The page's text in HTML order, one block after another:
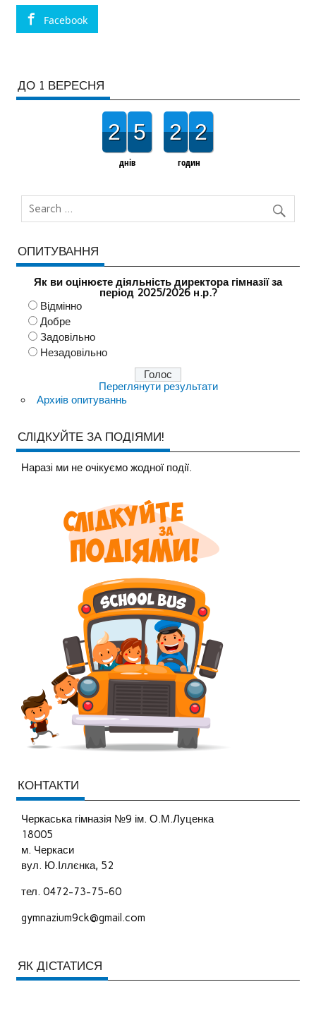
Facebook
ДО 1 ВЕРЕСНЯ
2 5
днів
2 2
годин
ОПИТУВАННЯ
Як ви оцінюєте діяльність директора гімназії за
період 2025/2026 н.р.?
Відмінно
Добре
Задовільно
Незадовільно
Переглянути результати
Архиів опитуваннь
СЛІДКУЙТЕ ЗА ПОДІЯМИ!
Наразi ми не очiкуємо жодної події.
КОНТАКТИ
Черкаська гімназія №9 ім. О.М.Луценка
18005
м. Черкаси
вул. Ю.Іллєнка, 52
тел. 0472-73-75-60
gymnazium9ck@gmail.com
ЯК ДІСТАТИСЯ